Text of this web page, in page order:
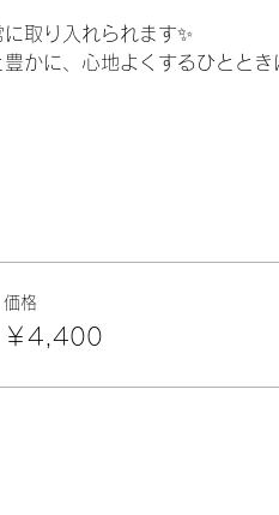
取り入れられます✨
かに、心地よくするひととき
価格
￥4,400